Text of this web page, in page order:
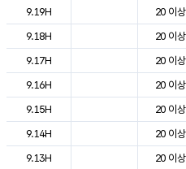
9.19H
20 이상
9.18H
20 이상
9.17H
20 이상
9.16H
20 이상
9.15H
20 이상
9.14H
20 이상
9.13H
20 이상